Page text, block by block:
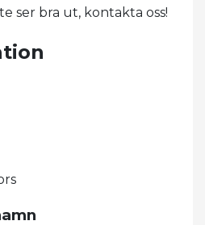
ser bra ut, kontakta oss!